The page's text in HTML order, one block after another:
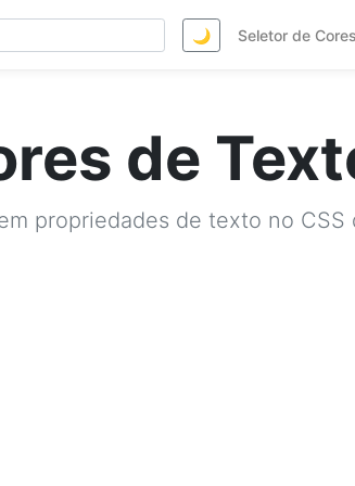
🌙 Seletor de Cores
de
propriedades de texto no CSS